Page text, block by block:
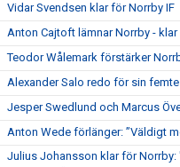
Vidar Svendsen klar för Norrby IF
Anton Cajtoft lämnar Norrby -
Teodor Wålemark förstärker
Alexander Salo redo för sin
Jesper Swedlund och Marcus
Anton Wede förlänger: ”Väldigt
Julius Johansson klar för Norrby: